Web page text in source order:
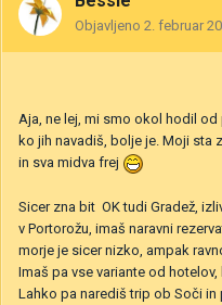
Objavljeno 2. februar
Aja, ne lej, mi smo okol hodil od
ko jih navadiš, bolje je. Moji sta
in sva midva frej
Sicer zna bit OK tudi Gradež,
v Portorožu, imaš naravni
morje je sicer nizko, ampak
Imaš pa vse variante od hotelov,
Lahko pa narediš trip ob Soči